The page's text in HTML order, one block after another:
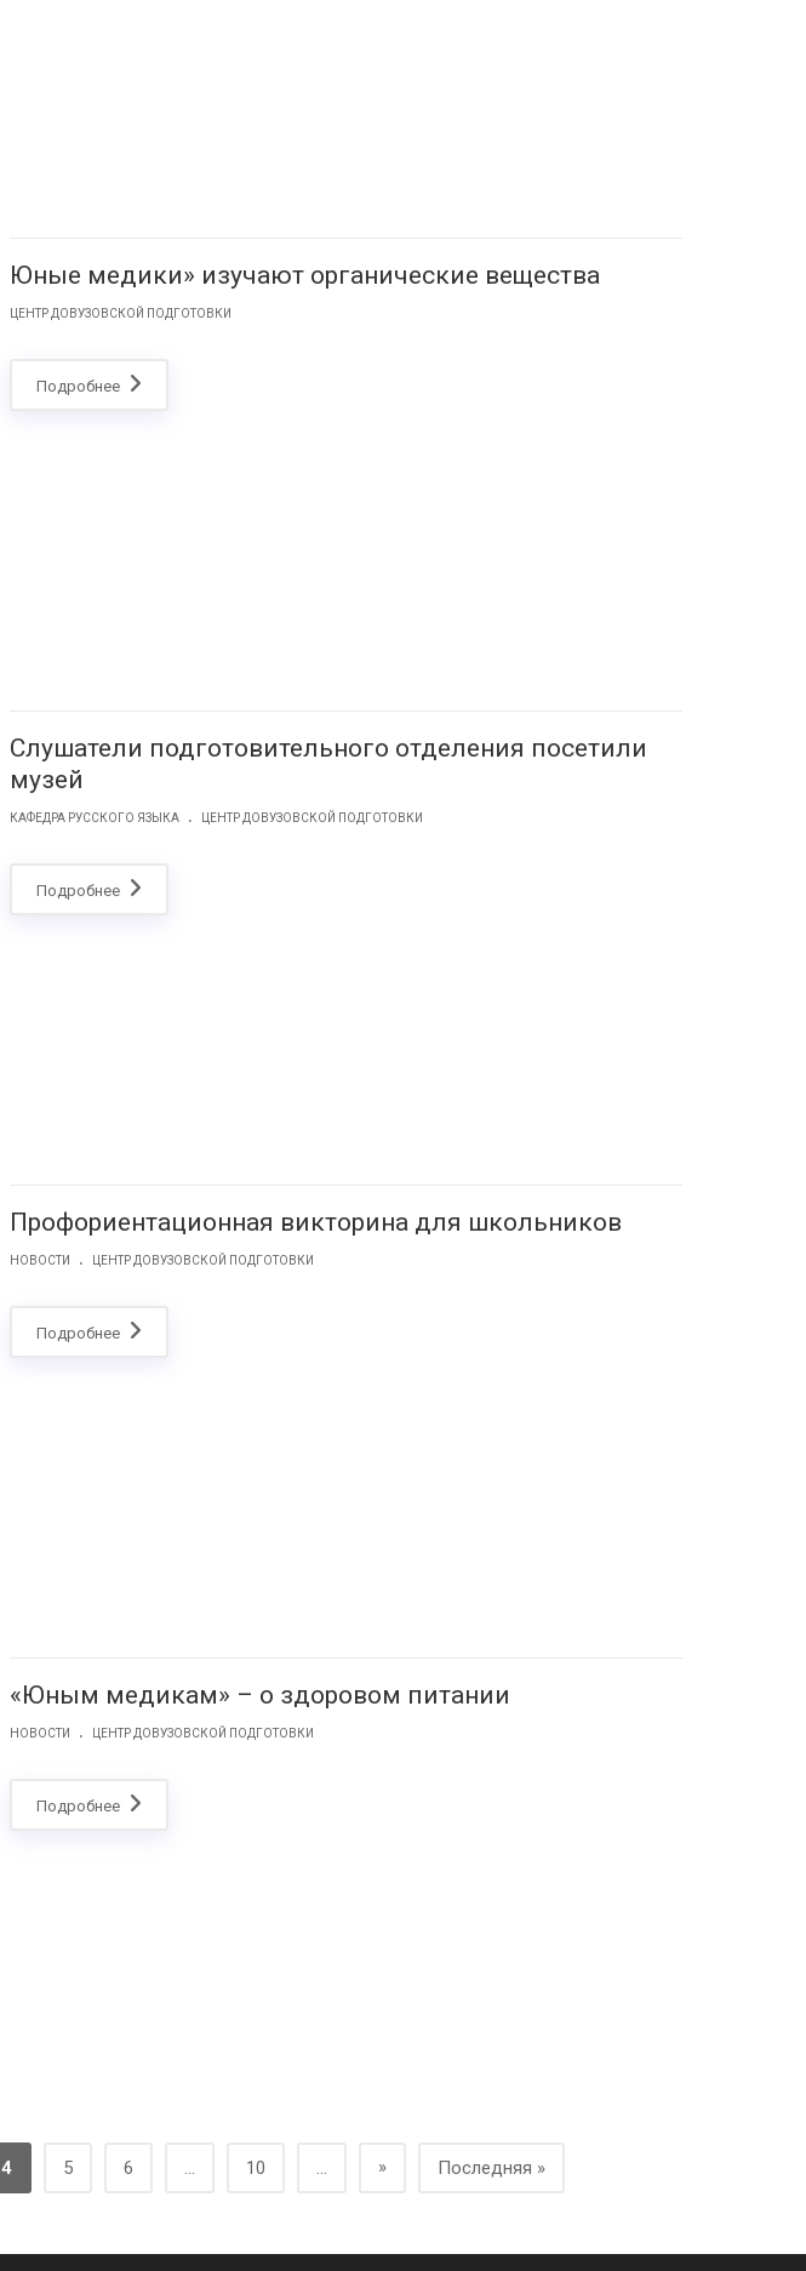
Юные медики» изучают органические вещества
ЦЕНТР ДОВУЗОВСКОЙ ПОДГОТОВКИ
Подробнее
Слушатели подготовительного отделения посетили
музей
КАФЕДРА РУССКОГО ЯЗЫКА . ЦЕНТР ДОВУЗОВСКОЙ ПОДГОТОВКИ
Подробнее
Профориентационная викторина для школьников
НОВОСТИ . ЦЕНТР ДОВУЗОВСКОЙ ПОДГОТОВКИ
Подробнее
«Юным медикам» – о здоровом питании
НОВОСТИ . ЦЕНТР ДОВУЗОВСКОЙ ПОДГОТОВКИ
Подробнее
4 5 6 ... 10 ... » Последняя »